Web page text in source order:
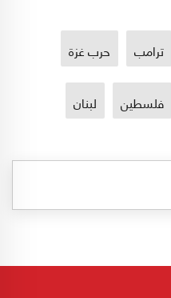
ترامب حرب غزة
فلسطين لبنان